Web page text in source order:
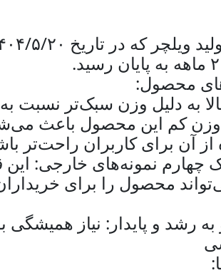
محصول:
به دلیل وزن سبک‌تر نسبت
وزن کم این محصول باعث
از آن برای کاربران راحت‌تر
چهارم نمونه‌های خارجی:
محصول را برای
به رشد و پایدار: نیاز همیشگی